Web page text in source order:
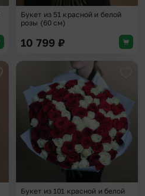
Букет из 51 красной и белой
розы (60 см)
10 799 ₽
Добавить в избранное
Букет из 101 красной и белой